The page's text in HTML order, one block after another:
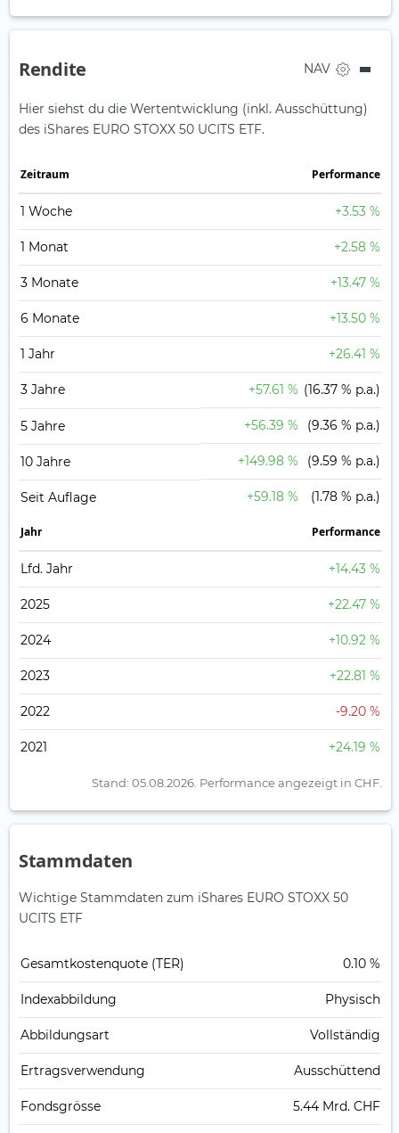
Rendite NAV
Hier siehst du die Wertentwicklung (inkl. Ausschüttung)
des iShares EURO STOXX 50 UCITS ETF.
Zeit­raum Perfor­mance
1 Woche +3.53 %
1 Monat +2.58 %
3 Monate +13.47 %
6 Monate +13.50 %
1 Jahr +26.41 %
3 Jahre +57.61 % (16.37 % p.a.)
5 Jahre +56.39 % (9.36 % p.a.)
10 Jahre +149.98 % (9.59 % p.a.)
Seit Auflage +59.18 % (1.78 % p.a.)
Jahr Perfor­mance
Lfd. Jahr +14.43 %
2025 +22.47 %
2024 +10.92 %
2023 +22.81 %
2022 -9.20 %
2021 +24.19 %
Stand: 05.08.2026. Performance angezeigt in CHF.
Stammdaten
Wichtige Stammdaten zum iShares EURO STOXX 50
UCITS ETF
Gesamt­kosten­quote (TER) 0.10 %
Index­abbildung Physisch
Abbildungs­art Vollständig
Ertrags­verwendung Ausschüttend
Fonds­grösse 5.44 Mrd. CHF